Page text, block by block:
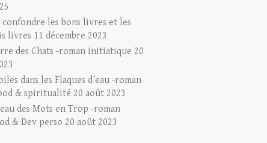
confondre les bons livres et les
livres 11 décembre 2023
des Chats -roman initiatique 20
dans les Flaques d’eau -roman
& spiritualité 20 août 2023
des Mots en Trop -roman
& Dev perso 20 août 2023